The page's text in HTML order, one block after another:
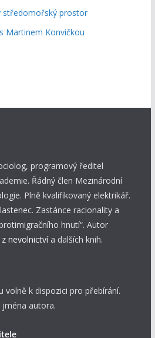
středomořský prostor
Martinem Konvičkou
programový ředitel
Řádný člen Mezinárodní
Plně kvalifikovaný elektrikář.
Zastánce racionality a
hnutí“. Autor
z nevolnictví a dalších knih.
k dispozici pro přebírání.
autora.